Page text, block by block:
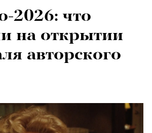
2026: что
на открытии
авторского